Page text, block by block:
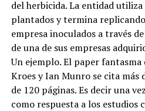
del herbicida. La entidad
plantados y termina
empresa inoculados a través
de una de sus empresas
Un ejemplo. El paper
Kroes y Ian Munro se cita más
de 120 páginas. Es decir una
como respuesta a los